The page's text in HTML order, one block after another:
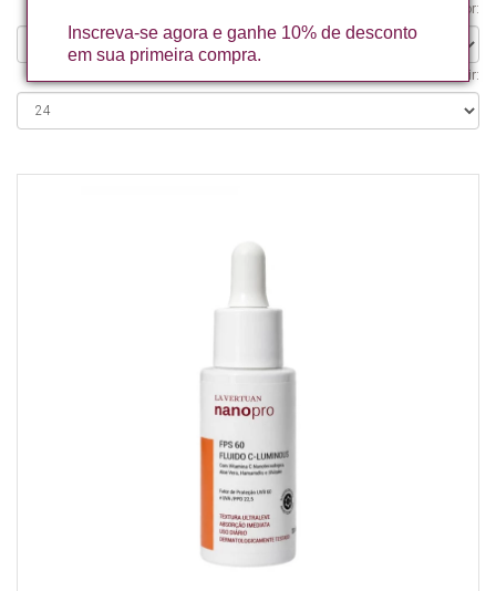
Inscreva-se agora e ganhe 10% de desconto
em sua primeira compra.
Organizar por:
Exibir: